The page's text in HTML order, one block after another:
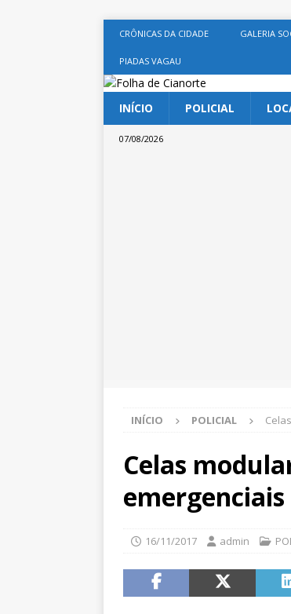
CRÔNICAS DA CIDADE GALERIA
PIADAS VAGAU
INÍCIO POLICIAL
07/08/2026
INÍCIO POLICIAL
Celas
16/11/2017 admin